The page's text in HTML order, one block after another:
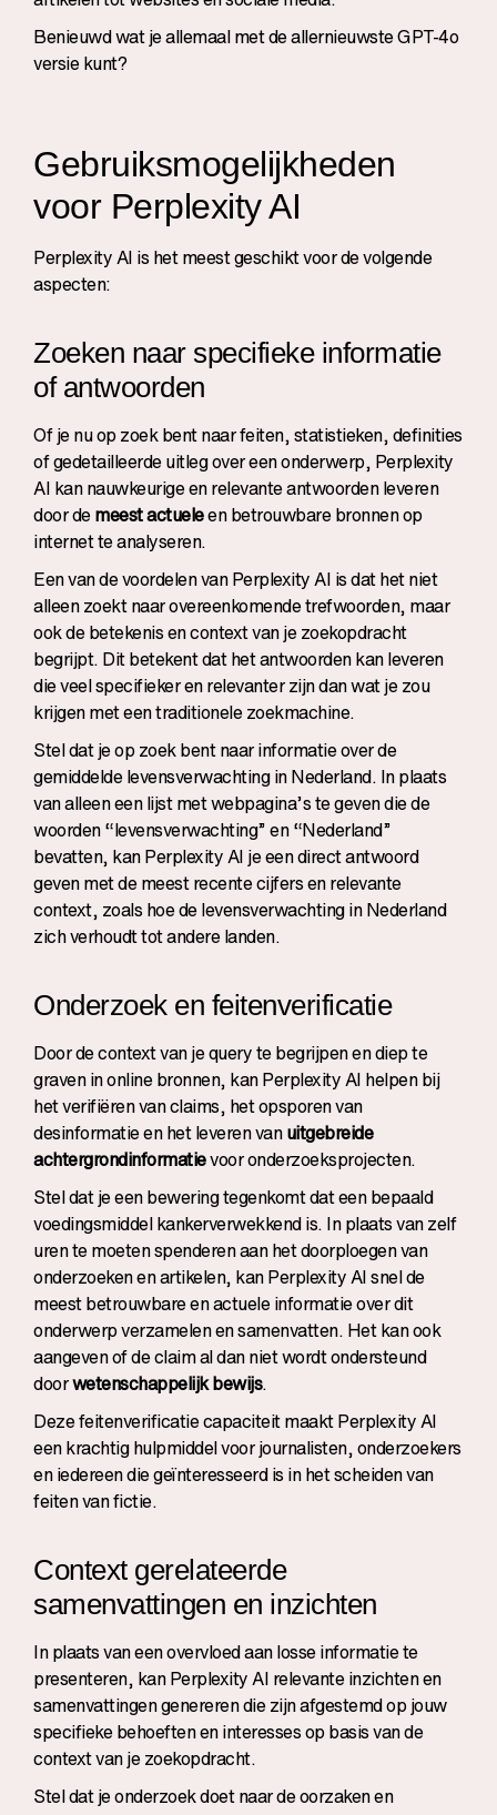
Benieuwd wat je allemaal met deallernieuwste GPT-4o
versiekunt?
Gebruiksmogelijkheden
voor Perplexity AI
Perplexity AI is het meest geschikt voor de volgende
aspecten:
Zoeken naar specifieke informatie
of antwoorden
Of je nu op zoek bent naar feiten, statistieken, definities
of gedetailleerde uitleg over een onderwerp, Perplexity
AI kan nauwkeurige en relevante antwoorden leveren
door demeest actueleen betrouwbare bronnen op
internet te analyseren.
Een van de voordelen van Perplexity AI is dat het niet
alleen zoekt naar overeenkomende trefwoorden, maar
ook de betekenis en context van je zoekopdracht
begrijpt. Dit betekent dat het antwoorden kan leveren
die veel specifieker en relevanter zijn dan wat je zou
krijgen met een traditionele zoekmachine.
Stel dat je op zoek bent naar informatie over de
gemiddelde levensverwachting in Nederland. In plaats
van alleen een lijst met webpagina’s te geven die de
woorden “levensverwachting” en “Nederland”
bevatten, kan Perplexity AI je een direct antwoord
geven met de meest recente cijfers en relevante
context, zoals hoe de levensverwachting in Nederland
zich verhoudt tot andere landen.
Onderzoek en feitenverificatie
Door de context van je query te begrijpen en diep te
graven in online bronnen, kan Perplexity AI helpen bij
het verifiëren van claims, het opsporen van
desinformatie en het leveren vanuitgebreide
achtergrondinformatievoor onderzoeksprojecten.
Stel dat je een bewering tegenkomt dat een bepaald
voedingsmiddel kankerverwekkend is. In plaats van zelf
uren te moeten spenderen aan het doorploegen van
onderzoeken en artikelen, kan Perplexity AI snel de
meest betrouwbare en actuele informatie over dit
onderwerp verzamelen en samenvatten. Het kan ook
aangeven of de claim al dan niet wordt ondersteund
doorwetenschappelijk bewijs.
Deze feitenverificatie capaciteit maakt Perplexity AI
een krachtig hulpmiddel voor journalisten, onderzoekers
en iedereen die geïnteresseerd is in het scheiden van
feiten van fictie.
Context gerelateerde
samenvattingen en inzichten
In plaats van een overvloed aan losse informatie te
presenteren, kan Perplexity AI relevante inzichten en
samenvattingen genereren die zijn afgestemd op jouw
specifieke behoeften en interesses op basis van de
context van je zoekopdracht.
Stel dat je onderzoek doet naar de oorzaken en